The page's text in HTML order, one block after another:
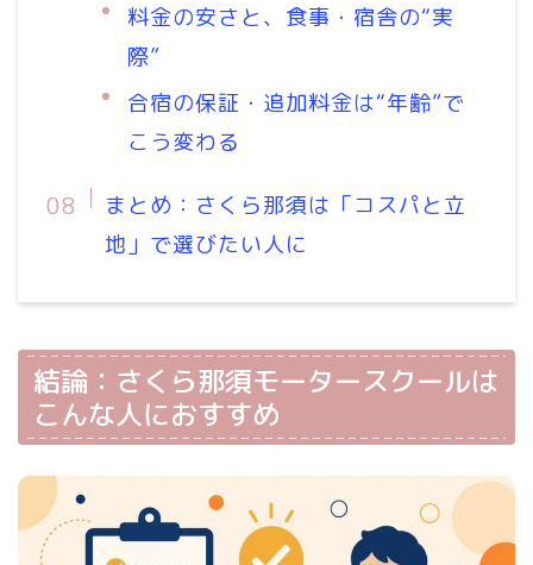
料金の安さと、食事・宿舎の“実
際”
合宿の保証・追加料金は“年齢”で
こう変わる
まとめ：さくら那須は「コスパと立
地」で選びたい人に
結論：さくら那須モータースクールは
こんな人におすすめ